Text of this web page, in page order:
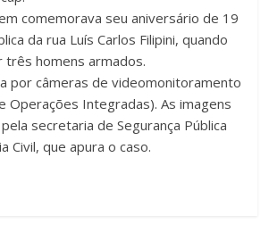
comemorava seu aniversário de 19
da rua Luís Carlos Filipini, quando
homens armados.
por câmeras de videomonitoramento
Operações Integradas). As imagens
secretaria de Segurança Pública
Civil, que apura o caso.